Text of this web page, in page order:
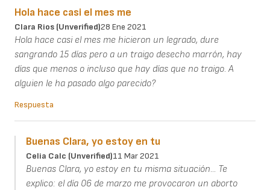
Hola hace casi el mes me
Clara Rios (unverified)28 Ene 2021
Hola hace casi el mes me hicieron un legrado, dure
sangrando 15 días pero a un traigo desecho marrón, hay
días que menos o incluso que hay días que no traigo. A
alguien le ha pasado algo parecido?
Respuesta
Buenas Clara, yo estoy en tu
Celia Calc (unverified)11 Mar 2021
Buenas Clara, yo estoy en tu misma situación... Te
explico: el día 06 de marzo me provocaron un aborto